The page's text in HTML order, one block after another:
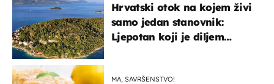
Hrvatski otok na kojem živi
samo jedan stanovnik:
Ljepotan koji je diljem
MA, SAVRŠENSTVO!